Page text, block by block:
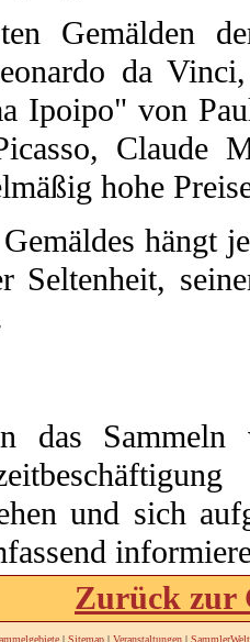
Gemälden
da
Ipoipo" von
Claude
hohe
hängt
Seltenheit,
das
und sich
Zurück zur
| Sitemap| Veranstaltungen| SammlerWelt